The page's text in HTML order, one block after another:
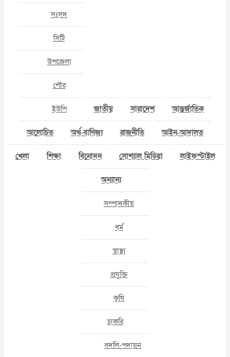
সংসদ
সিটি
উপজেলা
পৌর
ইউপি জাতীয় সারাদেশ আন্তর্জাতিক
আলোচিত অর্থ-বাণিজ্য রাজনীতি আইন-আদালত
খেলা শিক্ষা বিনোদন সোশ্যাল মিডিয়া লাইফস্টাইল
অন্যান্য
সম্পাদকীয়
ধর্ম
স্বাস্থ্য
প্রযুক্তি
কৃষি
চাকরি
বদলি-পদায়ন